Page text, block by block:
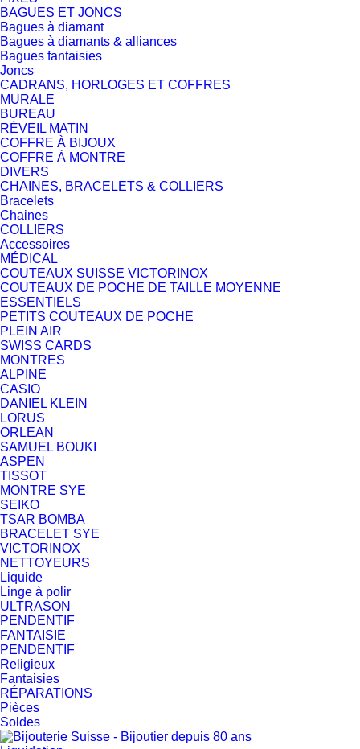
BAGUES ET JONCS
Bagues à diamant
Bagues à diamants & alliances
Bagues fantaisies
Joncs
CADRANS, HORLOGES ET COFFRES
MURALE
BUREAU
RÉVEIL MATIN
COFFRE À BIJOUX
COFFRE À MONTRE
DIVERS
CHAINES, BRACELETS & COLLIERS
Bracelets
Chaines
COLLIERS
Accessoires
MÉDICAL
COUTEAUX SUISSE VICTORINOX
COUTEAUX DE POCHE DE TAILLE MOYENNE
ESSENTIELS
PETITS COUTEAUX DE POCHE
PLEIN AIR
SWISS CARDS
MONTRES
ALPINE
CASIO
DANIEL KLEIN
LORUS
ORLEAN
SAMUEL BOUKI
ASPEN
TISSOT
MONTRE SYE
SEIKO
TSAR BOMBA
BRACELET SYE
VICTORINOX
NETTOYEURS
Liquide
Linge à polir
ULTRASON
PENDENTIF
FANTAISIE
PENDENTIF
Religieux
Fantaisies
RÉPARATIONS
Pièces
Soldes